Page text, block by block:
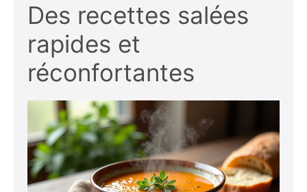
Des recettes salées
rapides et
réconfortantes